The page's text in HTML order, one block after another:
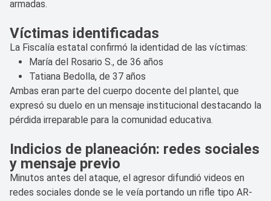
armadas.
Víctimas identificadas
La Fiscalía estatal confirmó la identidad de las víctimas:
María del Rosario S., de 36 años
Tatiana Bedolla, de 37 años
Ambas eran parte del cuerpo docente del plantel, que
expresó su duelo en un mensaje institucional destacando la
pérdida irreparable para la comunidad educativa.
Indicios de planeación: redes sociales
y mensaje previo
Minutos antes del ataque, el agresor difundió videos en
redes sociales donde se le veía portando un rifle tipo AR-